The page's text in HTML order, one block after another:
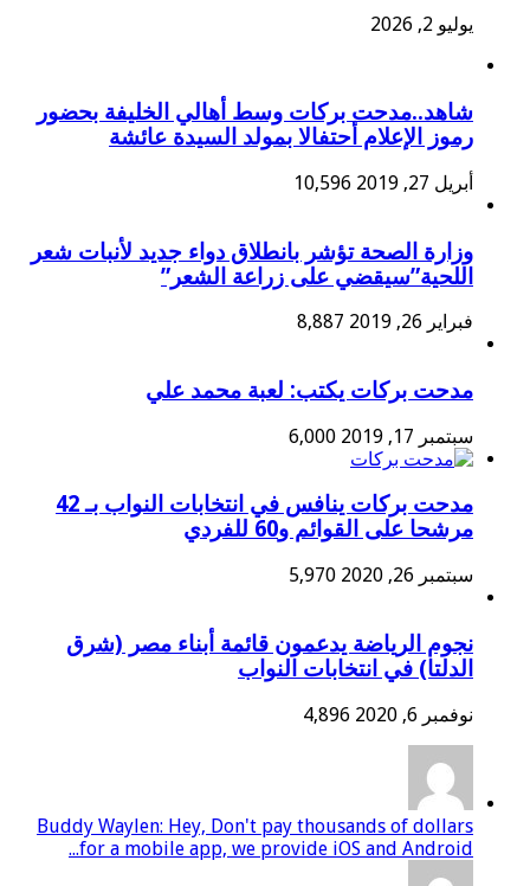
يوليو 2, 2026
شاهد..مدحت بركات وسط أهالي الخليفة بحضور
رموز الإعلام أحتفالا بمولد السيدة عائشة
أبريل 27, 2019 10,596
وزارة الصحة تؤشر بانطلاق دواء جديد لأنبات شعر
اللحية”سيقضي على زراعة الشعر”
فبراير 26, 2019 8,887
مدحت بركات يكتب: لعبة محمد علي
سبتمبر 17, 2019 6,000
مدحت بركات ينافس في انتخابات النواب بـ 42
مرشحا على القوائم و60 للفردي
سبتمبر 26, 2020 5,970
نجوم الرياضة يدعمون قائمة أبناء مصر (شرق
الدلتا) في انتخابات النواب
نوفمبر 6, 2020 4,896
Buddy Waylen: Hey, Don't pay thousands of dollars
for a mobile app, we provide iOS and Android...